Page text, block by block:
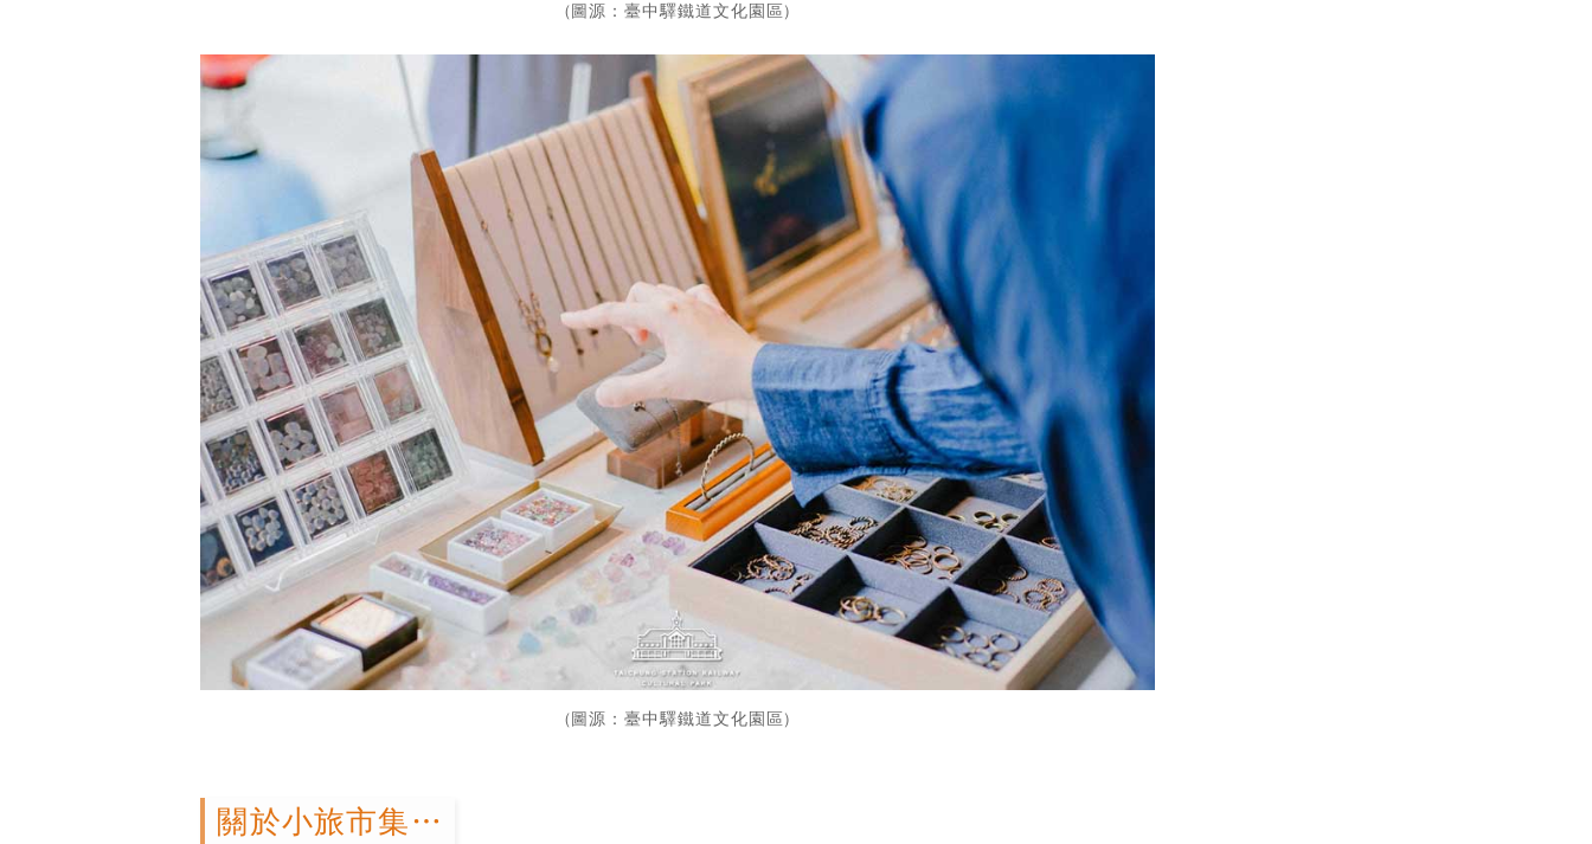
(圖源：臺中驛鐵道文化園區)
(圖源：臺中驛鐵道文化園區)
關於小旅市集…